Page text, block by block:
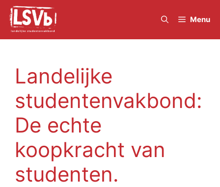
Skip
content
Menu
Landelijke
studentenvakbond:
De echte
koopkracht van
studenten.